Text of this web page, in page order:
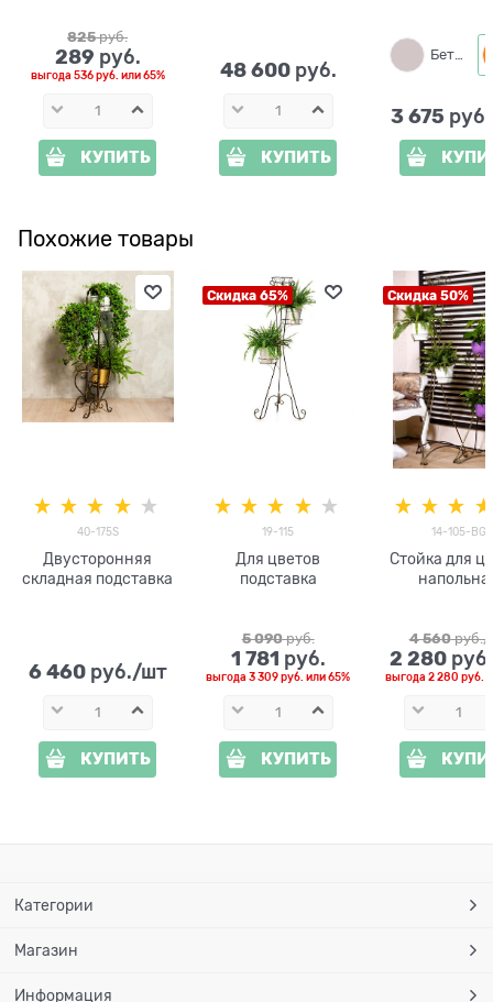
825 руб.
289 руб.
выгода 536 руб. или65%
КУПИТЬ
48 600 руб.
КУПИТЬ
Бетон
3 675
Похожие товары
40-175S
Двусторонняя
складная подставка
6 460 руб./шт
КУПИТЬ
Скидка 65%
19-115
Для цветов
подставка
5 090 руб.
1 781 руб.
выгода3 309 руб. или65%
КУПИТЬ
Скидка 50%
14-105-BG
Стойка для
4 560 руб./
2 280
выгода2 280 руб.
Категории
Магазин
Информация